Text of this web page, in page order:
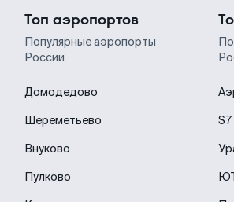
Топ аэропортов
Популярные аэропорты
России
Домодедово
Шереметьево
Внуково
Пулково